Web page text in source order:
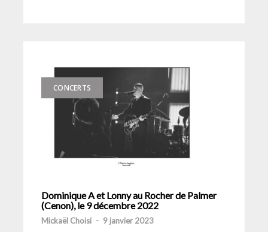
CONCERTS
Dominique A et Lonny au Rocher de Palmer
(Cenon), le 9 décembre 2022
Mickaël Choisi - 9 janvier 2023